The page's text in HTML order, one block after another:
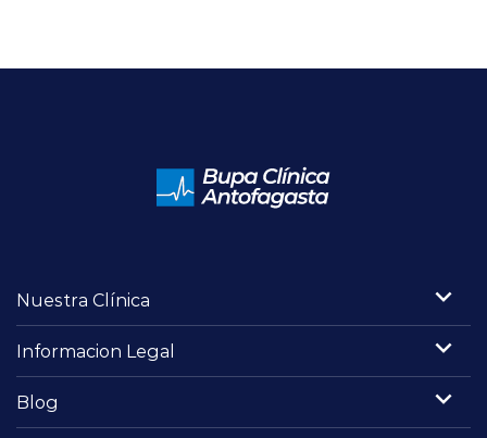
Nuestra Clínica
Informacion Legal
Blog